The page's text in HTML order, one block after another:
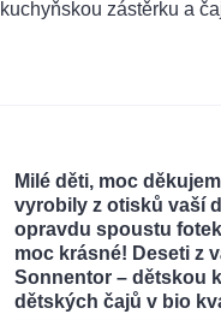
Milé děti, moc
vyrobily z otisků vaší
opravdu spoustu
moc krásné! Deseti z
Sonnentor – dětskou
dětských čajů v bio